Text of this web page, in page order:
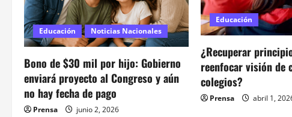
ó
n
d
e
Educación Noticias Nacionales
Bono de $30 mil por hijo: Gobierno
enviará proyecto al Congreso y aún
no hay fecha de pago
Prensa junio 2, 2026
Educación
¿Recuperar
reenfocar visión de
colegios?
Prensa abril 1,